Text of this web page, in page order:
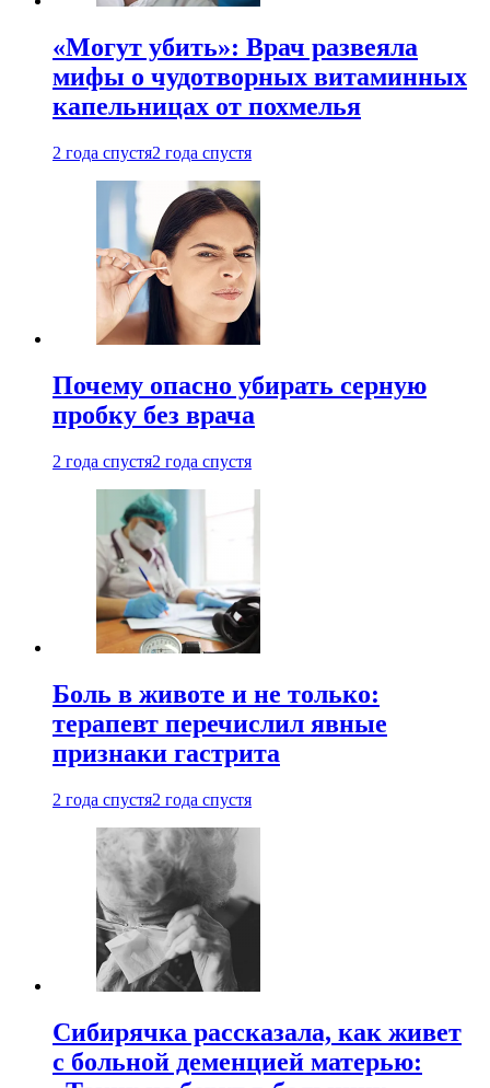
«Могут убить»: Врач развеяла
мифы о чудотворных витаминных
капельницах от похмелья
2 года спустя2 года спустя
Почему опасно убирать серную
пробку без врача
2 года спустя2 года спустя
Боль в животе и не только:
терапевт перечислил явные
признаки гастрита
2 года спустя2 года спустя
Сибирячка рассказала, как живет
с больной деменцией матерью: